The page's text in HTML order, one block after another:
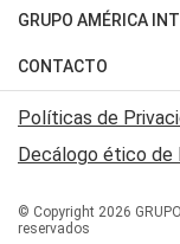
Judiciales
Economia
Motores
Trucos caseros
Series y Películas
Edictos y Solicitadas
Fútbol
Mundial
Automovilismo
Rugby
Básquet
GRUPO AMÉRICA
Canal 7 en Vivo
San Juan 8
CONTACTO
Acerca de Nosotros
Contactanos
Políticas de
Decálogo ético de
© Copyright 2026
reservados